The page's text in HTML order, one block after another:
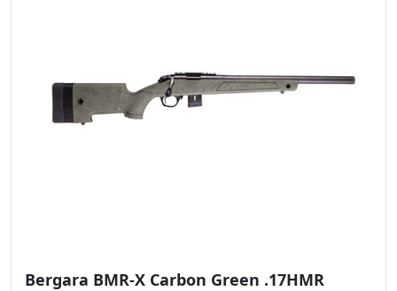
Bergara BMR-X Carbon Green .17HMR